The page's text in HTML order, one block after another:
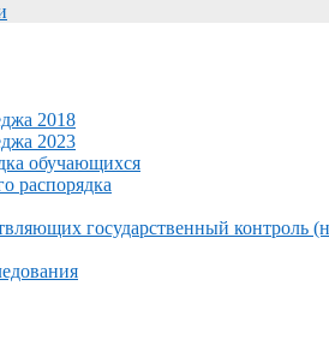
2018
2023
обучающихся
распорядка
государственный контроль